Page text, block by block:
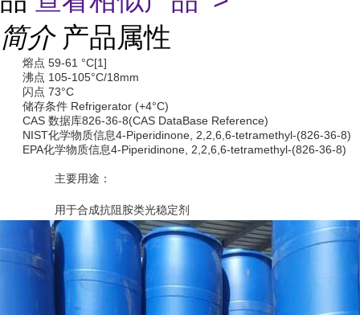
简介 产品属性
熔点 59-61 °C[1]
沸点 105-105°C/18mm
闪点 73°C
储存条件 Refrigerator (+4°C)
CAS 数据库826-36-8(CAS DataBase Reference)
NIST化学物质信息4-Piperidinone, 2,2,6,6-tetramethyl-(826-36-8)
EPA化学物质信息4-Piperidinone, 2,2,6,6-tetramethyl-(826-36-8)
主要用途：
用于合成抗阻胺类光稳定剂